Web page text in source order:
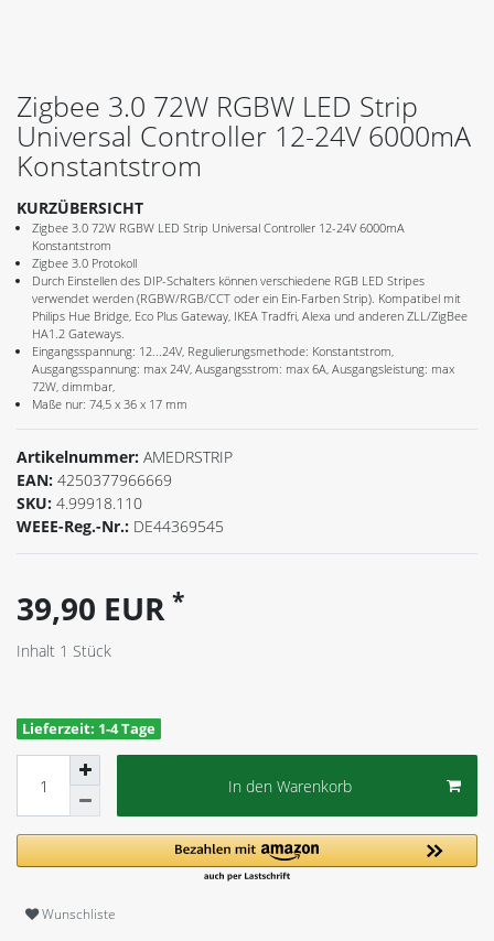
Zigbee 3.0 72W RGBW LED Strip
Universal Controller 12-24V 6000mA
Konstantstrom
KURZÜBERSICHT
Zigbee 3.0 72W RGBW LED Strip Universal Controller 12-24V 6000mA
Konstantstrom
Zigbee 3.0 Protokoll
Durch Einstellen des DIP-Schalters können verschiedene RGB LED Stripes
verwendet werden (RGBW/RGB/CCT oder ein Ein-Farben Strip). Kompatibel mit
Philips Hue Bridge, Eco Plus Gateway, IKEA Tradfri, Alexa und anderen ZLL/ZigBee
HA1.2 Gateways.
Eingangsspannung: 12...24V, Regulierungsmethode: Konstantstrom,
Ausgangsspannung: max 24V, Ausgangsstrom: max 6A, Ausgangsleistung: max
72W, dimmbar,
Maße nur: 74,5 x 36 x 17 mm
Artikelnummer: AMEDRSTRIP
EAN: 4250377966669
SKU: 4.99918.110
WEEE-Reg.-Nr.: DE44369545
39,90 EUR *
Inhalt 1 Stück
Lieferzeit: 1-4 Tage
In den Warenkorb
Wunschliste